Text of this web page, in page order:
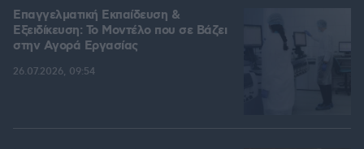
Επαγγελματική Εκπαίδευση &
Εξειδίκευση: Το Mοντέλο που σε Bάζει
στην Aγορά Eργασίας
26.07.2026, 09:54